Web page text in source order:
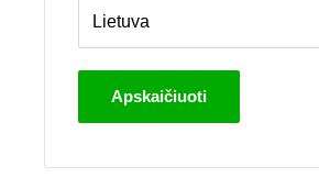
Apskaičiuoti